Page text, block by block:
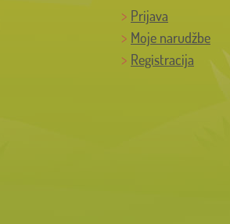
Prijava
Moje narudžbe
Registracija